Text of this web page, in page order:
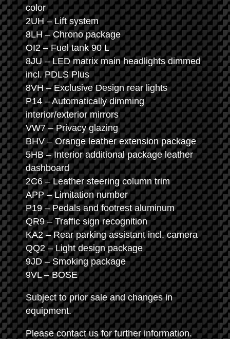
color
2UH – Lift system
8LH – Chrono package
OI2 – Fuel tank 90 L
8JU – LED matrix main headlights dimmed
incl. PDLS Plus
8VH – Exclusive Design rear lights
P14 – Automatically dimming
interior/exterior mirrors
VW7 – Privacy glazing
BHV – Orange leather extension package
5HB – Interior additional package leather
dashboard
2C6 – Leather steering column trim
APP – Limitation number
P19 – Pedals and footrest aluminum
QR9 – Traffic sign recognition
KA2 – Rear parking assistant incl. camera
QQ2 – Light design package
9JD – Smoking package
9VL – BOSE
Subject to prior sale and changes in
equipment.
Please contact us for further information.